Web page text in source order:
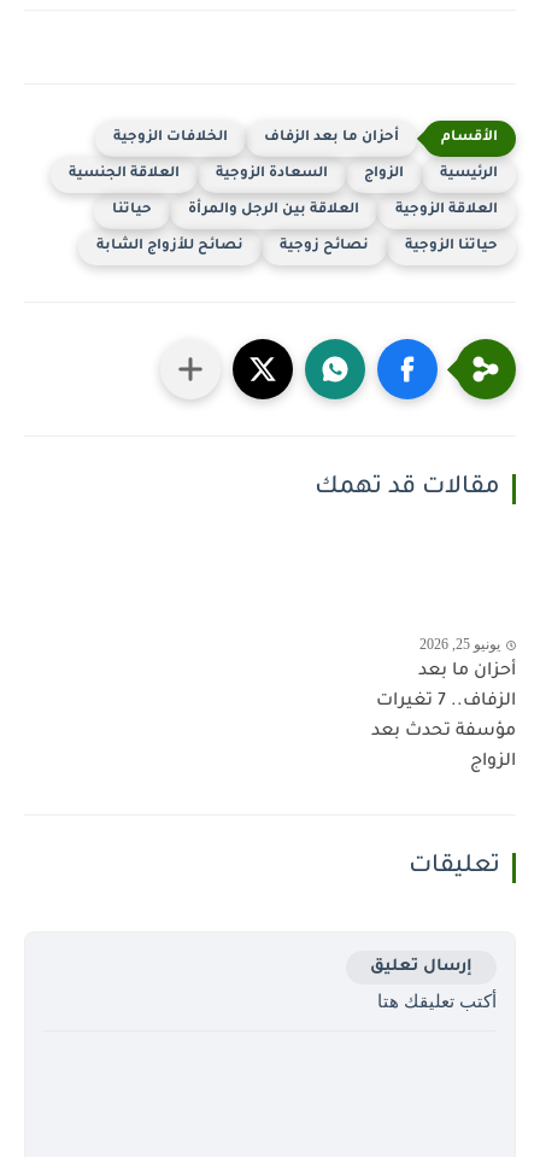
أحزان ما بعد الزفاف الخلافات الزوجية
الرئيسية الزواج السعادة الزوجية العلاقة الجنسية
العلاقة الزوجية العلاقة بين الرجل والمرأة حياتنا
حياتنا الزوجية نصائح زوجية نصائح للأزواج الشابة
مقالات قد تهمك
يونيو 25, 2026
أحزان ما بعد
الزفاف.. 7 تغيرات
مؤسفة تحدث بعد
الزواج
تعليقات
إرسال تعليق
أكتب تعليقك هتا